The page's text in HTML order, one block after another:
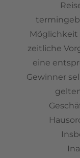
zeitliche
eine
Gewinner